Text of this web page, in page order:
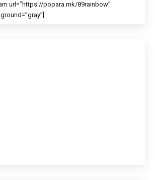
url=”https://popara.mk/89rainbow”